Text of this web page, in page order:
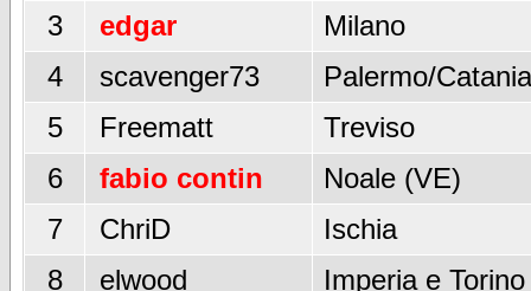
3
edgar
Milano
4
scavenger73
Palermo/Catania
5
Freematt
Treviso
6
fabio contin
Noale (VE)
7
ChriD
Ischia
8
elwood
Imperia e Torino